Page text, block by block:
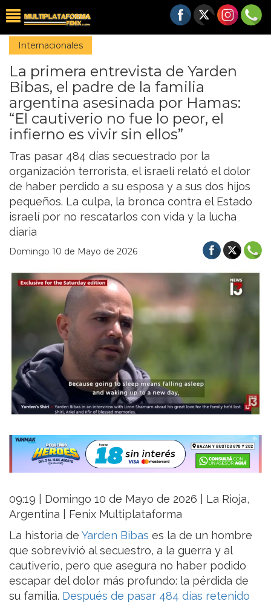
Internacionales
La primera entrevista de Yarden
Bibas, el padre de la familia
argentina asesinada por Hamas:
“El cautiverio no fue lo peor, el
infierno es vivir sin ellos”
Tras pasar 484 días secuestrado por la
organización terrorista, el israelí relató el dolor
de haber perdido a su esposa y a sus dos hijos
pequeños. La culpa, la bronca contra el Estado
israelí por no rescatarlos con vida y la lucha
diaria
Domingo 10 de Mayo de 2026
09:19 | Domingo 10 de Mayo de 2026 | La Rioja,
Argentina | Fenix Multiplataforma
La historia de Yarden Bibas es la de un hombre
que sobrevivió al secuestro, a la guerra y al
cautiverio, pero que asegura no haber podido
escapar del dolor más profundo: la pérdida de
su familia. Después de pasar 484 días retenido